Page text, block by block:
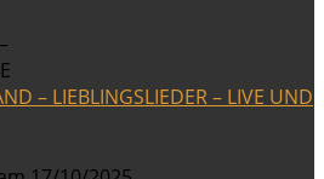
– LIEBLINGSLIEDER – LIVE UND